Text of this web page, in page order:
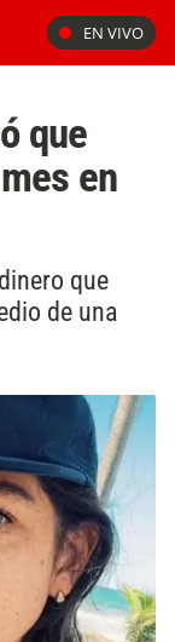
EN VIVO
que
en
que
de una